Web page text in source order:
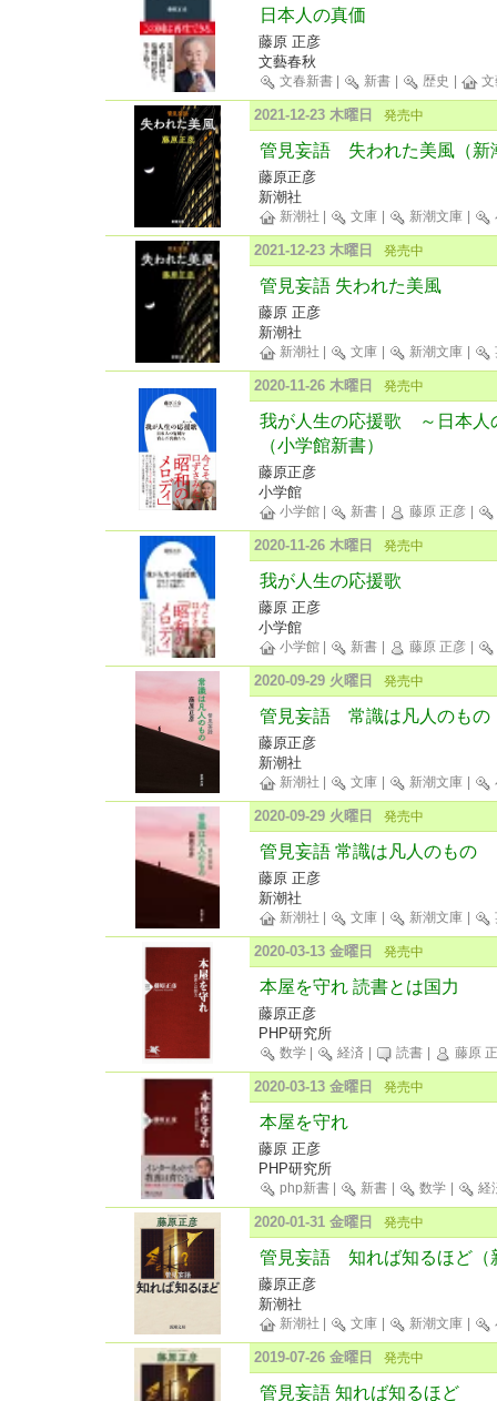
日本人の真価
藤原 正彦
文藝春秋
文春新書 新書 歴史 文
2021-12-23 木曜日 発売中
管見妄語 失われた美風（新
藤原正彦
新潮社
新潮社 文庫 新潮文庫
2021-12-23 木曜日 発売中
管見妄語 失われた美風
藤原 正彦
新潮社
新潮社 文庫 新潮文庫
2020-11-26 木曜日 発売中
我が人生の応援歌 ～日本人
（小学館新書）
藤原正彦
小学館
小学館 新書 藤原 正彦
2020-11-26 木曜日 発売中
我が人生の応援歌
藤原 正彦
小学館
小学館 新書 藤原 正彦
2020-09-29 火曜日 発売中
管見妄語 常識は凡人のもの
藤原正彦
新潮社
新潮社 文庫 新潮文庫
2020-09-29 火曜日 発売中
管見妄語 常識は凡人のもの
藤原 正彦
新潮社
新潮社 文庫 新潮文庫
2020-03-13 金曜日 発売中
本屋を守れ 読書とは国力
藤原正彦
PHP研究所
数学 経済 読書 藤原
2020-03-13 金曜日 発売中
本屋を守れ
藤原 正彦
PHP研究所
php新書 新書 数学 経
2020-01-31 金曜日 発売中
管見妄語 知れば知るほど（
藤原正彦
新潮社
新潮社 文庫 新潮文庫
2019-07-26 金曜日 発売中
管見妄語 知れば知るほど